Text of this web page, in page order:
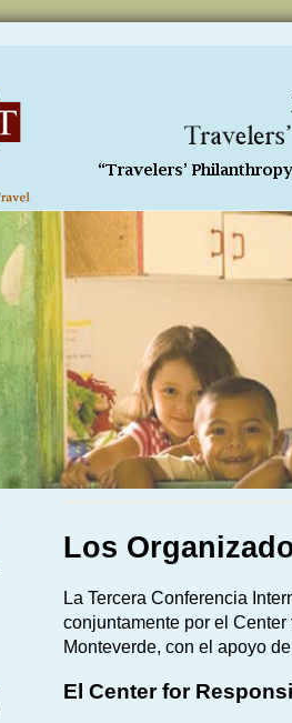
Los
La Tercera Conferencia
conjuntamente por el
Monteverde, con el apoyo
El Center for